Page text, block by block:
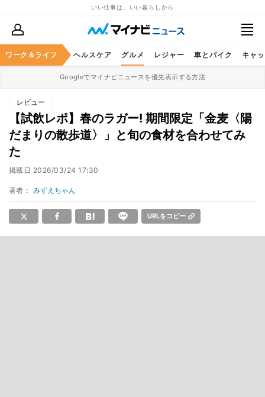
いい仕事は、いい暮らしから
ワーク＆ライフ
マネー 暮らし ヘルスケア グルメ レジャー 車とバイク キャ
Googleでマイナビニュースを優先表示する方法
レビュー
【試飲レポ】春のラガー! 期間限定「金麦〈陽
だまりの散歩道〉」と旬の食材を合わせてみ
た
掲載日 2026/03/24 17:30
著者： みずえちゃん
URLをコピー